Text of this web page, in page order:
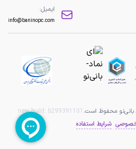
ایمیل:
info@baninopc.com
محفوظ است. new build: b299391101
شرایط استفاده